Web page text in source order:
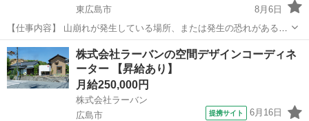
東広島市
8月6日
【仕事内容】 山崩れが発生している場所、または発生の恐れがある場
所での法面工事を行います。 ブロック積、アミ張り、ネット張り、吹
付作業などを中心に、現場ごとに必要な作業を担当します。女性の方
は軽作業のみとなります。 ...
広島 東広島市 その他
株式会社ラーバンの空間デザインコーディネ
ーター 【昇給あり】
月給250,000円
株式会社ラーバン
広島市
提携サイト 6月16日